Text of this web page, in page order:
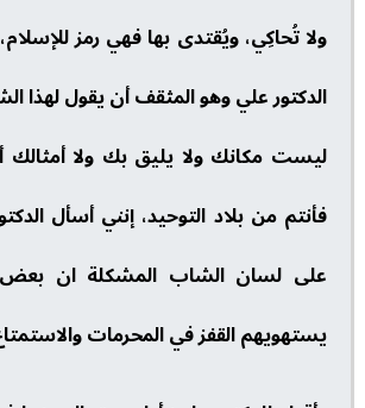
ولا تُحاكِي، ويُقتدى بها فهي رمز
الدكتور علي وهو المثقف أن يقول لهذا
ليست مكانك ولا يليق بك ولا أمثالك
فأنتم من بلاد التوحيد، إنني أسأل
على لسان الشاب المشكلة ان بعض
يستهويهم القفز في المحرمات